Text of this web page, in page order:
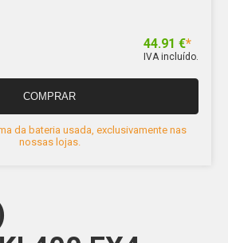
44.91 €*
IVA incluído.
COMPRAR
da bateria usada, exclusivamente nas
nossas lojas.